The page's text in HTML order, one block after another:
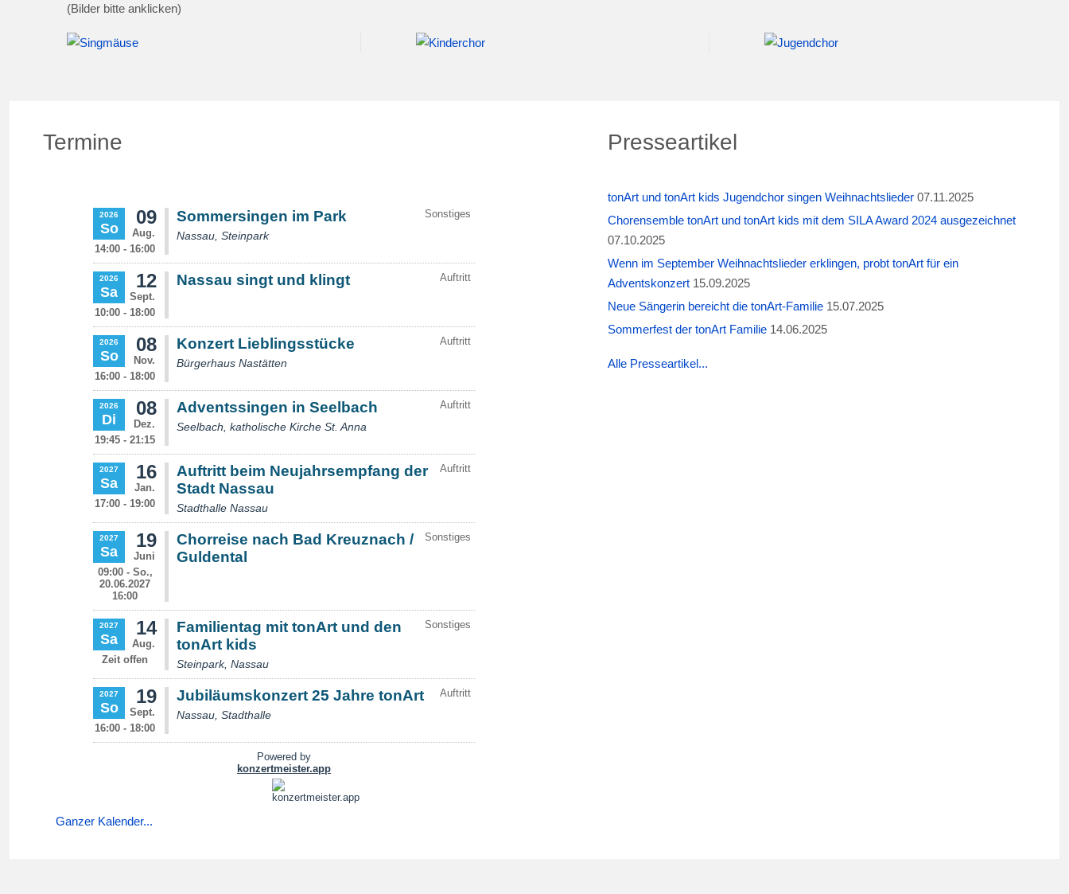
(Bilder bitte anklicken)
Termine
Ganzer Kalender...
Presseartikel
tonArt und tonArt kids Jugendchor singen Weihnachtslieder 07.11.2025
Chorensemble tonArt und tonArt kids mit dem SILA Award 2024 ausgezeichnet
07.10.2025
Wenn im September Weihnachtslieder erklingen, probt tonArt für ein
Adventskonzert 15.09.2025
Neue Sängerin bereicht die tonArt-Familie 15.07.2025
Sommerfest der tonArt Familie 14.06.2025
Alle Presseartikel...